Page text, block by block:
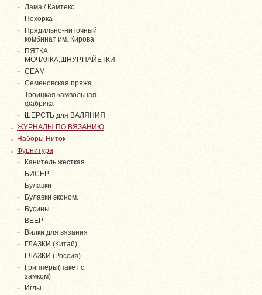
Лама / Камтекс
Пехорка
Прядильно-ниточный
комбинат им. Кирова
ПЯТКА,
МОЧАЛКА,ШНУР,ПАЙЕТКИ
СЕАМ
Семеновская пряжа
Троицкая камвольная
фабрика
ШЕРСТЬ для ВАЛЯНИЯ
ЖУРНАЛЫ ПО ВЯЗАНИЮ
Наборы Ниток
Фурнитура
Канитель жесткая
БИСЕР
Булавки
Булавки эконом.
Бусины
ВЕЕР
Вилки для вязания
ГЛАЗКИ (Китай)
ГЛАЗКИ (Россия)
Грипперы(пакет с
замком)
Иглы